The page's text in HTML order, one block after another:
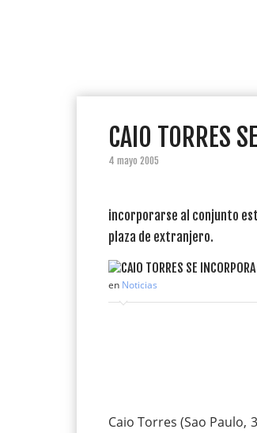
CAIO TORRES
4 mayo 2005
incorporarse al conjunto
plaza de extranjero.
en Noticias
Caio Torres (Sao Paulo,